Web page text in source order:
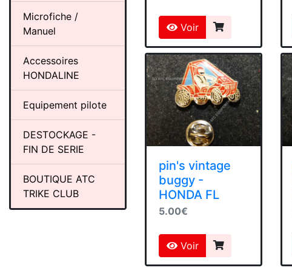
Voir
pin's vintage
buggy -
HONDA FL
5.00€
Voir
Microfiche /
Manuel
Accessoires
HONDALINE
Equipement pilote
DESTOCKAGE -
FIN DE SERIE
BOUTIQUE ATC
TRIKE CLUB